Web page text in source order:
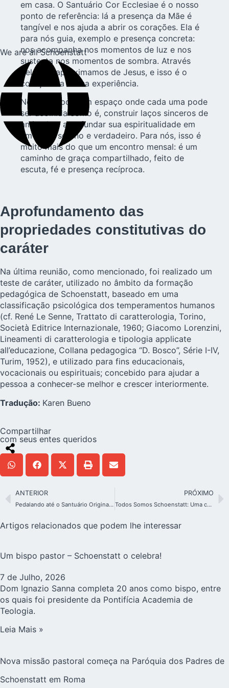
em casa. O Santuário Cor Ecclesiae é o nosso
ponto de referência: lá a presença da Mãe é
tangível e nos ajuda a abrir os corações. Ela é
para nós guia, exemplo e presença concreta:
nos acompanha nos momentos de luz e nos
sustenta nos momentos de sombra. Através
dela nos aproximamos de Jesus, e isso é o
coração da nossa experiência.
Nosso grupo é um espaço onde cada uma pode
ser acolhida como é, construir laços sinceros de
amizade e aprofundar sua espiritualidade em
um clima sereno e verdadeiro. Para nós, isso é
muito mais do que um encontro mensal: é um
caminho de graça compartilhado, feito de
escuta, fé e presença recíproca.
Aprofundamento das
propriedades constitutivas do
caráter
Na última reunião, como mencionado, foi realizado um
teste de caráter, utilizado no âmbito da formação
pedagógica de Schoenstatt, baseado em uma
classificação psicológica dos temperamentos humanos
(cf. René Le Senne, Trattato di caratterologia, Torino,
Società Editrice Internazionale, 1960; Giacomo Lorenzini,
Lineamenti di caratterologia e tipologia applicate
all’educazione, Collana pedagogica “D. Bosco”, Série I-IV,
Turim, 1952), e utilizado para fins educacionais,
vocacionais ou espirituais; concebido para ajudar a
pessoa a conhecer-se melhor e crescer interiormente.
Tradução: Karen Bueno
Compartilhar
com seus entes queridos
ANTERIOR
Pedalando até o Santuário Original: 850km de Londres a Schoenstatt
PRÓXIMO
Todos Somos Schoenstatt: Uma campanha que une a Família por uma missão comum
Artigos relacionados que podem lhe interessar
Um bispo pastor – Schoenstatt o celebra!
7 de Julho, 2026
Dom Ignazio Sanna completa 20 anos como bispo, entre
os quais foi presidente da Pontifícia Academia de
Teologia.
Leia Mais »
Nova missão pastoral começa na Paróquia dos Padres de
Schoenstatt em Roma
We are all Schoenstatt